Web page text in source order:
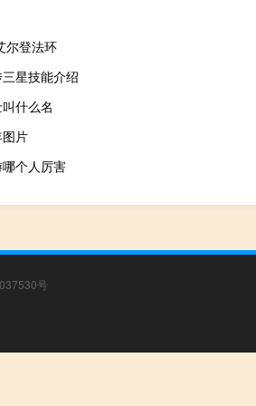
尔登法环
星技能介绍
什么名
片
个人厉害
号